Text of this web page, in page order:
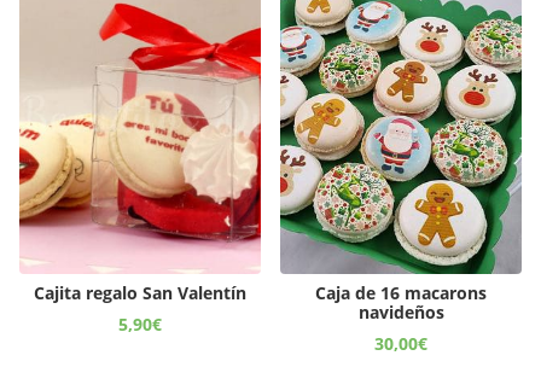
Cajita regalo San Valentín
5,90€
Caja de 16 macarons
navideños
30,00€